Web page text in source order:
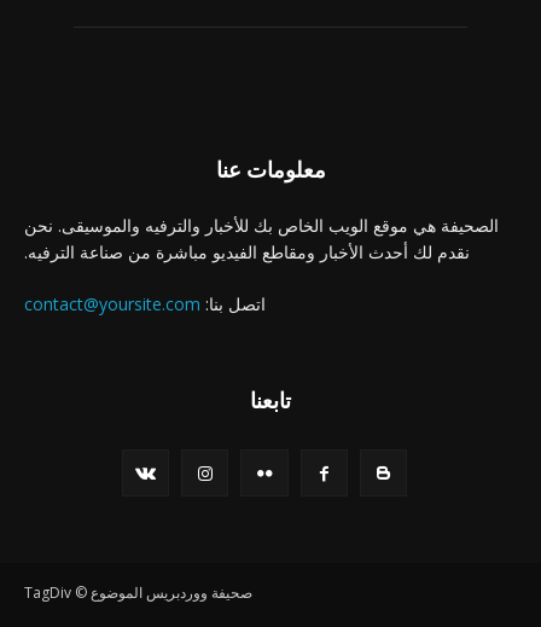
معلومات عنا
الصحيفة هي موقع الويب الخاص بك للأخبار والترفيه والموسيقى. نحن
نقدم لك أحدث الأخبار ومقاطع الفيديو مباشرة من صناعة الترفيه.
اتصل بنا: contact@yoursite.com
تابعنا
صحيفة ووردبريس الموضوع © TagDiv